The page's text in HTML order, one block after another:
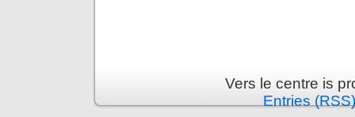
Vers le centre is
Entries (RSS)